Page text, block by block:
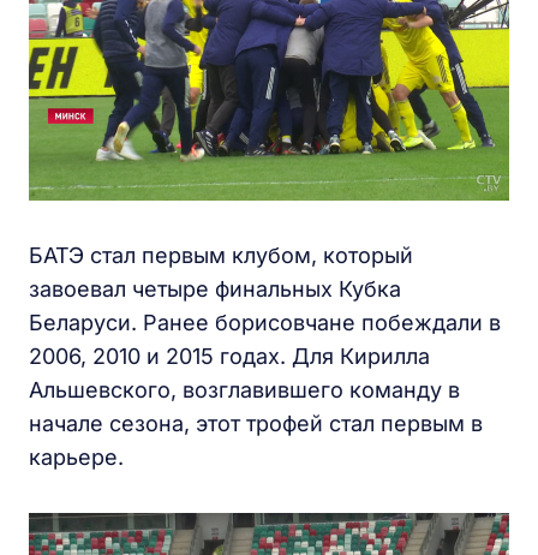
БАТЭ стал первым клубом, который
завоевал четыре финальных Кубка
Беларуси. Ранее борисовчане побеждали в
2006, 2010 и 2015 годах. Для Кирилла
Альшевского, возглавившего команду в
начале сезона, этот трофей стал первым в
карьере.